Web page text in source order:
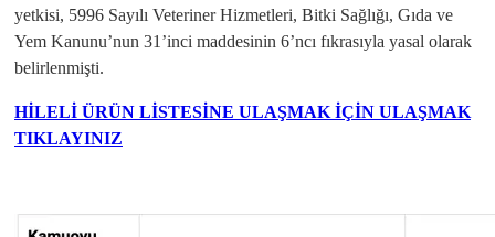
yetkisi, 5996 Sayılı Veteriner Hizmetleri, Bitki Sağlığı, Gıda ve
Yem Kanunu’nun 31’inci maddesinin 6’ncı fıkrasıyla yasal olarak
belirlenmişti.
HİLELİ ÜRÜN LİSTESİNE ULAŞMAK İÇİN ULAŞMAK
TIKLAYINIZ